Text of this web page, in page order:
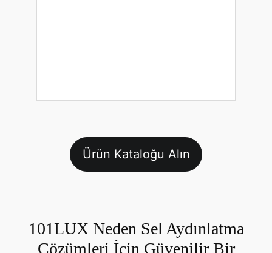
Ürün Kataloğu Alın
101LUX Neden Sel Aydınlatma
Çözümleri İçin Güvenilir Bir